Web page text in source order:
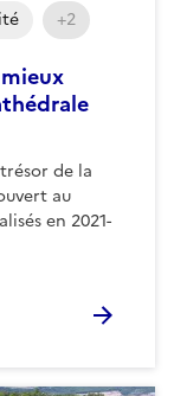
de la
au
en 2021-
+2